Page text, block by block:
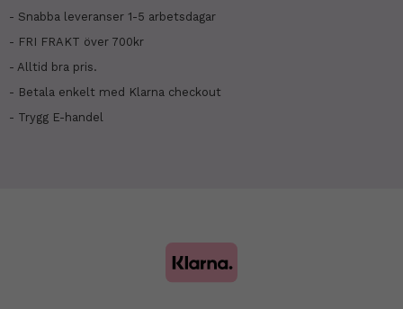
- Snabba leveranser 1-5 arbetsdagar
- FRI FRAKT över 700kr
- Alltid bra pris.
- Betala enkelt med Klarna checkout
- Trygg E-handel